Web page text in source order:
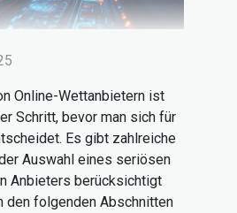
Online-Wettanbietern ist
Schritt, bevor man sich für
Es gibt zahlreiche
Auswahl eines seriösen
Anbieters berücksichtigt
den folgenden Abschnitten